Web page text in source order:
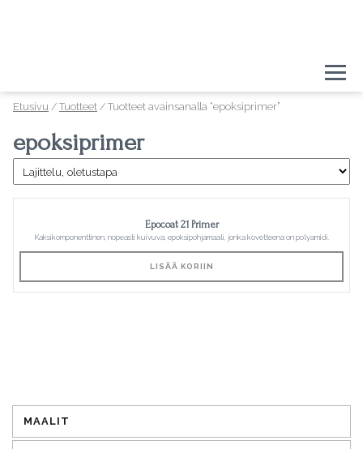
Etusivu / Tuotteet / Tuotteet avainsanalla “epoksiprimer”
epoksiprimer
Epocoat 21 Primer
Kaksikomponenttinen, nopeasti kuivuva, epoksipohjamaali, jonka kovetteena on polyamidi.
LISÄÄ KORIIN
MAALIT